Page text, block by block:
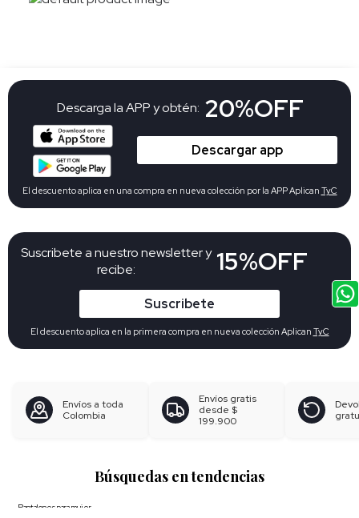
Suscribete a nuestro newsletter y
recibe:
15%OFF
Suscribete
El descuento aplica en la primera compra en nueva colección Aplican TyC
Descarga la APP y obtén: 20%OFF
Descargar app
El descuento aplica en una compra en nueva colección por la APP Aplican TyC
Envíos a toda
Colombia
Envíos gratis
desde $
199.900
Búsquedas en tendencias
Pantalones para mujer